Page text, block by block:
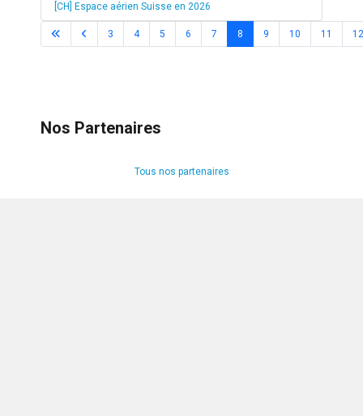
[CH] Espace aérien Suisse en 2026
3 4 5 6 7 8 9 10 11 12
Nos Partenaires
Tous nos partenaires